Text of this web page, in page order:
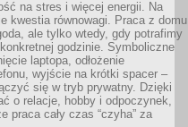
na stres i więcej energii. Na
kwestia równowagi. Praca z domu
ale tylko wtedy, gdy potrafimy
godzinie. Symboliczne
laptopa, odłożenie
wyjście na krótki spacer –
się w tryb prywatny. Dzięki
o relacje, hobby i odpoczynek,
praca cały czas “czyha” za